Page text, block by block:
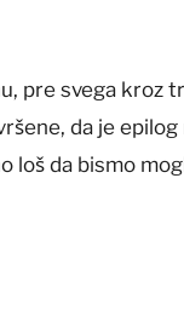
pre svega kroz
da je
loš da bismo